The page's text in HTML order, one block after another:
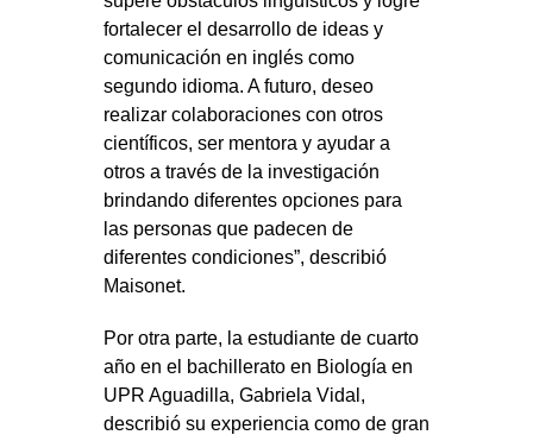
fortalecer el desarrollo de ideas y
comunicación en inglés como
segundo idioma. A futuro, deseo
realizar colaboraciones con otros
científicos, ser mentora y ayudar a
otros a través de la investigación
brindando diferentes opciones para
las personas que padecen de
diferentes condiciones”, describió
Maisonet.
Por otra parte, la estudiante de cuarto
año en el bachillerato en Biología en
UPR Aguadilla, Gabriela Vidal,
describió su experiencia como de gran